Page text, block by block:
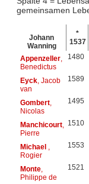
gemeinsamen
Johann
Wanning
*
1537
Appenzeller,
Benedictus
1480
Eyck, Jacob
van
1589
Gombert,
Nicolas
1495
Manchicourt,
Pierre
1510
Michael
Rogier
1553
Monte,
Philippe de
1521